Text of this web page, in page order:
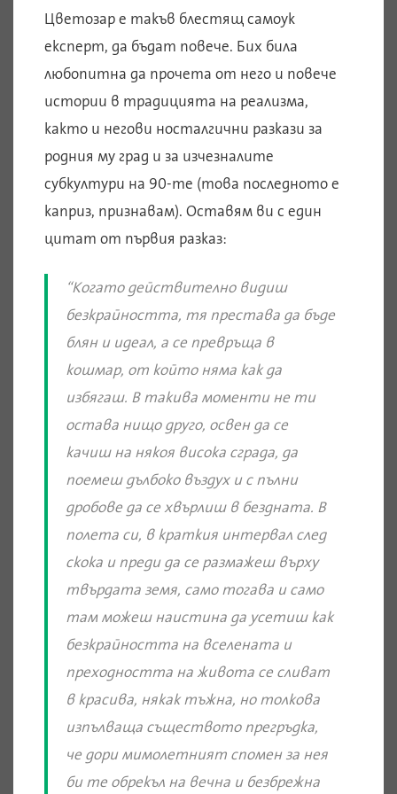
Цветозар е такъв блестящ самоук
експерт, да бъдат повече. Бих била
любопитна да прочета от него и повече
истории в традицията на реализма,
както и негови носталгични разкази за
родния му град и за изчезналите
субкултури на 90-те (това последното е
каприз, признавам). Оставям ви с един
цитат от първия разказ:
“Когато действително видиш
безкрайността, тя престава да бъде
блян и идеал, а се превръща в
кошмар, от който няма как да
избягаш. В такива моменти не ти
остава нищо друго, освен да се
качиш на някоя висока сграда, да
поемеш дълбоко въздух и с пълни
дробове да се хвърлиш в бездната. В
полета си, в краткия интервал след
скока и преди да се размажеш върху
твърдата земя, само тогава и само
там можеш наистина да усетиш как
безкрайността на вселената и
преходността на живота се сливат
в красива, някак тъжна, но толкова
изпълваща съществото прегръдка,
че дори мимолетният спомен за нея
би те обрекъл на вечна и безбрежна